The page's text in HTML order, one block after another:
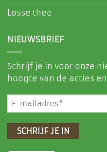
Losse thee
NIEUWSBRIEF
Schrijf je in voor onze
hoogte van de acties
E-
mailadres
(Vereist)